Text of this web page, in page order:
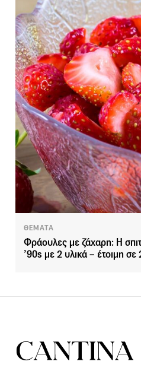
ΘΕΜΑΤΑ
Φράουλες με ζάχαρη: Η
’90s με 2 υλικά – έτοιμη σε